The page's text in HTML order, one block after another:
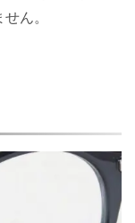
ん。